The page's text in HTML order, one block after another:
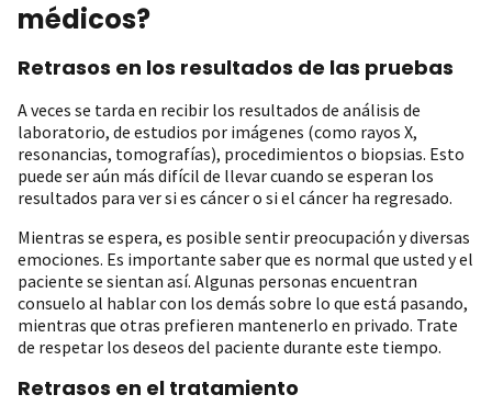
médicos?
Retrasos en los resultados de las pruebas
A veces se tarda en recibir los resultados de análisis de
laboratorio, de estudios por imágenes (como rayos X,
resonancias, tomografías), procedimientos o biopsias. Esto
puede ser aún más difícil de llevar cuando se esperan los
resultados para ver si es cáncer o si el cáncer ha regresado.
Mientras se espera, es posible sentir preocupación y diversas
emociones. Es importante saber que es normal que usted y el
paciente se sientan así. Algunas personas encuentran
consuelo al hablar con los demás sobre lo que está pasando,
mientras que otras prefieren mantenerlo en privado. Trate
de respetar los deseos del paciente durante este tiempo.
Retrasos en el tratamiento